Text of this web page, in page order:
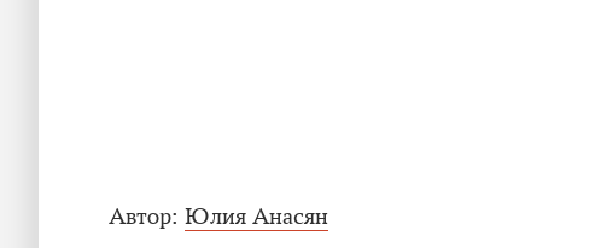
Автор: Юлия Анасян